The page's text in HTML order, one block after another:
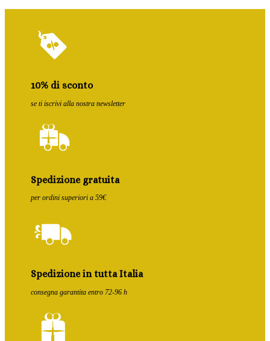
10% di sconto
se ti iscrivi alla nostra newsletter
Spedizione gratuita
per ordini superiori a 59€
Spedizione in tutta Italia
consegna garantita entro 72-96 h